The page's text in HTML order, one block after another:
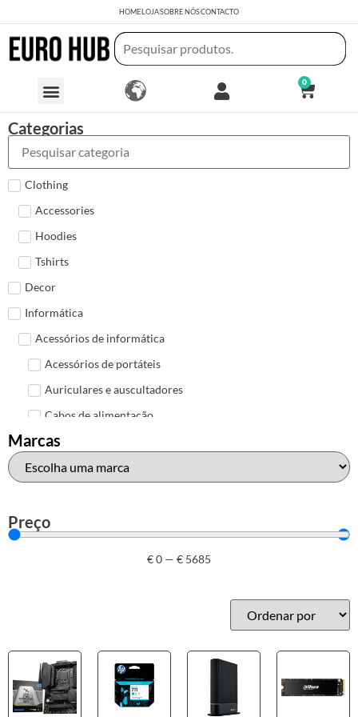
HOMELOJASOBRE NÓSCONTACTO
0
Categorias
Clothing
Accessories
Hoodies
Tshirts
Decor
Informática
Acessórios de informática
Acessórios de portáteis
Auriculares e auscultadores
Cabos de alimentação
Colunas de Som
Hubs
Mais acessórios USB
HP
Outros acessórios de informática
Marcas
Preço
€0 — € 5685